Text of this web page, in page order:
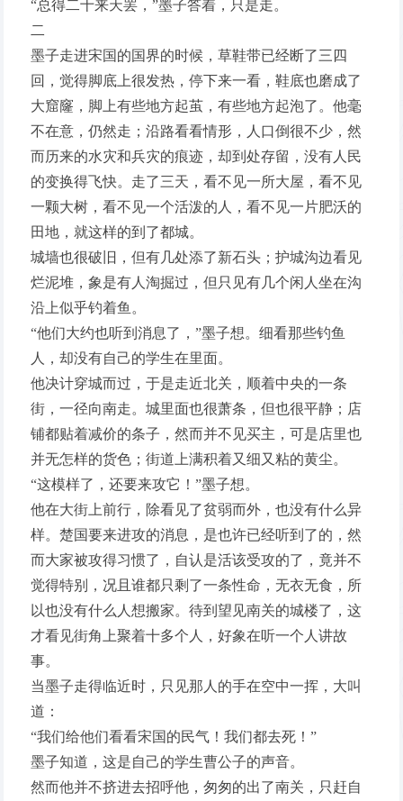
“总得二十来天罢，”墨子答着，只是走。
二
墨子走进宋国的国界的时候，草鞋带已经断了三四
回，觉得脚底上很发热，停下来一看，鞋底也磨成了
大窟窿，脚上有些地方起茧，有些地方起泡了。他毫
不在意，仍然走；沿路看看情形，人口倒很不少，然
而历来的水灾和兵灾的痕迹，却到处存留，没有人民
的变换得飞快。走了三天，看不见一所大屋，看不见
一颗大树，看不见一个活泼的人，看不见一片肥沃的
田地，就这样的到了都城。
城墙也很破旧，但有几处添了新石头；护城沟边看见
烂泥堆，象是有人淘掘过，但只见有几个闲人坐在沟
沿上似乎钓着鱼。
“他们大约也听到消息了，”墨子想。细看那些钓鱼
人，却没有自己的学生在里面。
他决计穿城而过，于是走近北关，顺着中央的一条
街，一径向南走。城里面也很萧条，但也很平静；店
铺都贴着减价的条子，然而并不见买主，可是店里也
并无怎样的货色；街道上满积着又细又粘的黄尘。
“这模样了，还要来攻它！”墨子想。
他在大街上前行，除看见了贫弱而外，也没有什么异
样。楚国要来进攻的消息，是也许已经听到了的，然
而大家被攻得习惯了，自认是活该受攻的了，竟并不
觉得特别，况且谁都只剩了一条性命，无衣无食，所
以也没有什么人想搬家。待到望见南关的城楼了，这
才看见街角上聚着十多个人，好象在听一个人讲故
事。
当墨子走得临近时，只见那人的手在空中一挥，大叫
道：
“我们给他们看看宋国的民气！我们都去死！”
墨子知道，这是自己的学生曹公子的声音。
然而他并不挤进去招呼他，匆匆的出了南关，只赶自